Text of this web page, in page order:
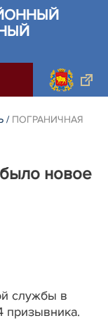
/ ПОГРАНИЧНАЯ
новое
службы в
призывника.